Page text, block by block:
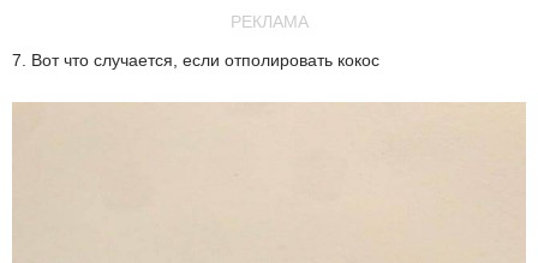
РЕКЛАМА
7. Вот что случается, если отполировать кокос